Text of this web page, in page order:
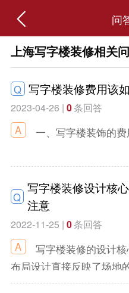
 问
上海写字楼装修相关
Q 写字楼装修费用该
2023-04-26 | 0条回答
一、写字楼装饰的
Q
写字楼装修设计核
注意
2022-11-25 | 0条回答
写字楼装修的设计
布局设计直接反映了场地
求。这些都是装修设计中